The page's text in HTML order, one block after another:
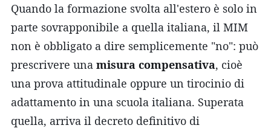
Quando la formazione svolta all'estero è solo in
parte sovrapponibile a quella italiana, il MIM
non è obbligato a dire semplicemente "no": può
prescrivere una misura compensativa, cioè
una prova attitudinale oppure un tirocinio di
adattamento in una scuola italiana. Superata
quella, arriva il decreto definitivo di